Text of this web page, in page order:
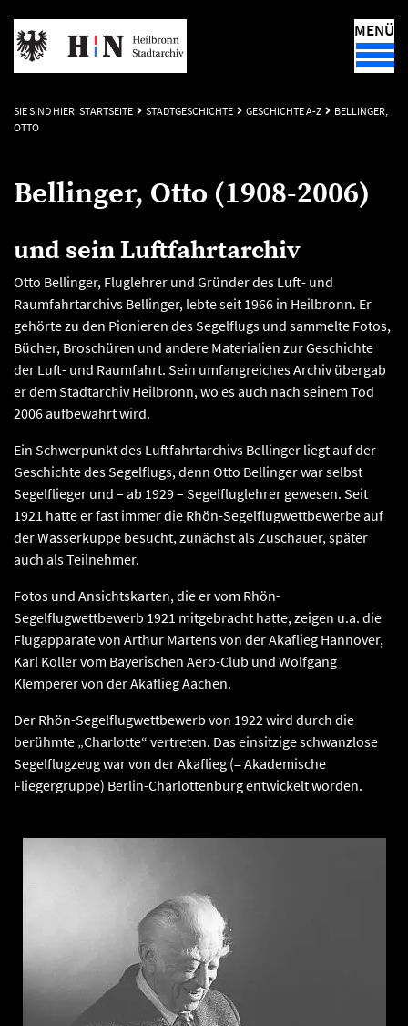
MENÜ
SIE SIND HIER: STARTSEITE STADTGESCHICHTE GESCHICHTE A-Z
BELLINGER,
OTTO
Bellinger, Otto (1908-2006)
und sein Luftfahrtarchiv
Otto Bellinger, Fluglehrer und Gründer des Luft- und
Raumfahrtarchivs Bellinger, lebte seit 1966 in Heilbronn. Er
gehörte zu den Pionieren des Segelflugs und sammelte Fotos,
Bücher, Broschüren und andere Materialien zur Geschichte
der Luft- und Raumfahrt. Sein umfangreiches Archiv übergab
er dem Stadtarchiv Heilbronn, wo es auch nach seinem Tod
2006 aufbewahrt wird.
Ein Schwerpunkt des Luftfahrtarchivs Bellinger liegt auf der
Geschichte des Segelflugs, denn Otto Bellinger war selbst
Segelflieger und – ab 1929 – Segelfluglehrer gewesen. Seit
1921 hatte er fast immer die Rhön-Segelflugwettbewerbe auf
der Wasserkuppe besucht, zunächst als Zuschauer, später
auch als Teilnehmer.
Fotos und Ansichtskarten, die er vom Rhön-
Segelflugwettbewerb 1921 mitgebracht hatte, zeigen u.a. die
Flugapparate von Arthur Martens von der Akaflieg Hannover,
Karl Koller vom Bayerischen Aero-Club und Wolfgang
Klemperer von der Akaflieg Aachen.
Der Rhön-Segelflugwettbewerb von 1922 wird durch die
berühmte „Charlotte“ vertreten. Das einsitzige schwanzlose
Segelflugzeug war von der Akaflieg (= Akademische
Fliegergruppe) Berlin-Charlottenburg entwickelt worden.